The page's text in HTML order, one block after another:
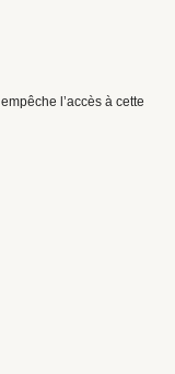
l’accès à cette